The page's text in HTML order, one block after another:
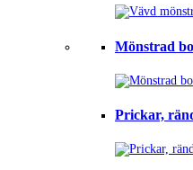
Mönstrad
Prickar,